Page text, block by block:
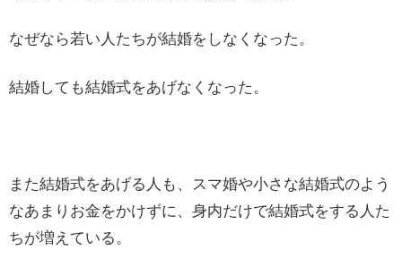
なぜなら若い人たちが結婚をしなくなった。
結婚しても結婚式をあげなくなった。
また結婚式をあげる人も、スマ婚や小さな結婚式のよう
なあまりお金をかけずに、身内だけで結婚式をする人た
ちが増えている。